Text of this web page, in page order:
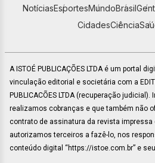
NotíciasEsportesMundoBrasil
CidadesCiência
A ISTOÉ PUBLICAÇÕES LTDA é um portal
vinculação editorial e societária com a
PUBLICACÕES LTDA (recuperação
realizamos cobranças e que também não
contrato de assinatura da revista impressa
autorizamos terceiros a fazê-lo, nos
conteúdo digital “https://istoe.com.br” e